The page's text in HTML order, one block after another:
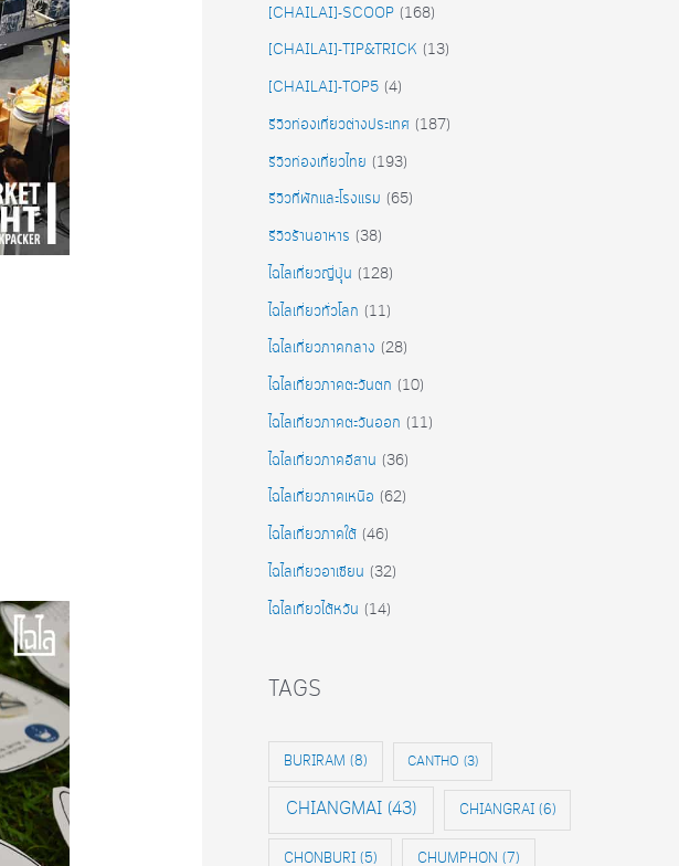
[CHAILAI]-SCOOP (168)
[CHAILAI]-TIP&TRICK (13)
[CHAILAI]-TOP5 (4)
รีวิวท่องเที่ยวต่างประเทศ (187)
รีวิวท่องเที่ยวไทย (193)
รีวิวที่พักและโรงแรม (65)
รีวิวร้านอาหาร (38)
ไฉไลเที่ยวญี่ปุุ่น (128)
ไฉไลเที่ยวทั่วโลก (11)
ไฉไลเที่ยวภาคกลาง (28)
ไฉไลเที่ยวภาคตะวันตก (10)
ไฉไลเที่ยวภาคตะวันออก (11)
ไฉไลเที่ยวภาคอีสาน (36)
ไฉไลเที่ยวภาคเหนือ (62)
ไฉไลเที่ยวภาคใต้ (46)
ไฉไลเที่ยวอาเซียน (32)
ไฉไลเที่ยวไต้หวัน (14)
TAGS
BURIRAM (8) CANTHO (3)
CHIANGMAI(43) CHIANGRAI(6)
CHONBURI(5) CHUMPHON (7)